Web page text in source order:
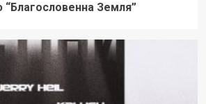
“Благословенна Земля”